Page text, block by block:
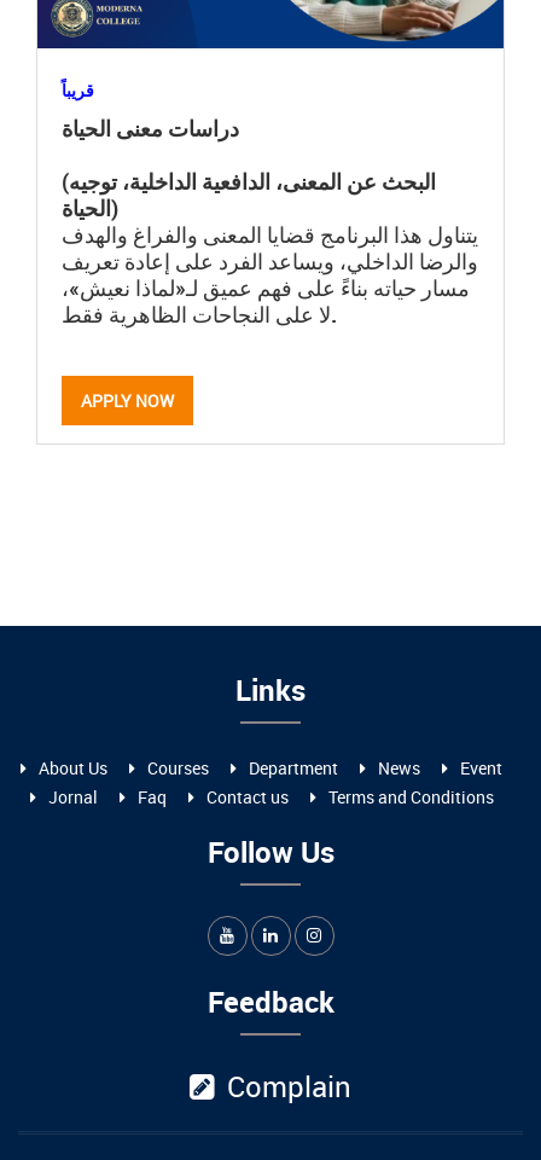
قريباً
دراسات معنى الحياة
(البحث عن المعنى، الدافعية الداخلية، توجيه
الحياة)
يتناول هذا البرنامج قضايا المعنى والفراغ والهدف
والرضا الداخلي، ويساعد الفرد على إعادة تعريف
مسار حياته بناءً على فهم عميق لـ«لماذا نعيش»،
لا على النجاحات الظاهرية فقط.
APPLY NOW
Links
About Us Courses Department News
Event
Jornal
Faq Contact us ​Terms and Conditions
Follow Us
Feedback
Complain